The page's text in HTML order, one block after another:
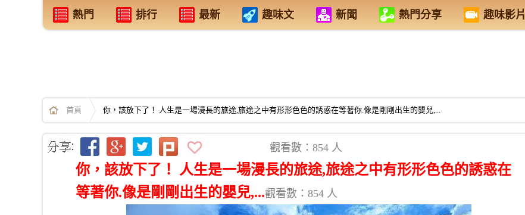
熱門 排行 最新 趣味文 新聞 熱門分享 趣味影片
首頁 你，該放下了！ 人生是一場漫長的旅途,旅途之中有形形色色的誘惑在等著你.像是剛剛出生的嬰兒,...
觀看數：854 人
你，該放下了！ 人生是一場漫長的旅途,旅途之中有形形色色的誘惑在
等著你.像是剛剛出生的嬰兒,...觀看數：854 人